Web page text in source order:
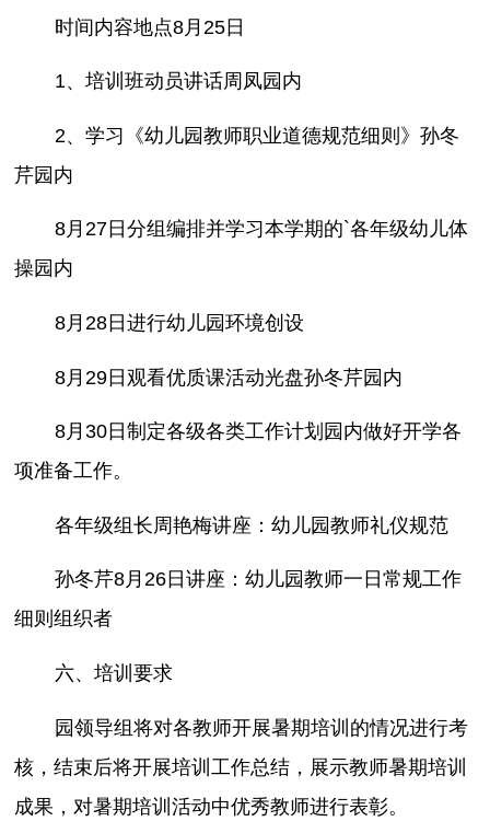
时间内容地点8月25日
1、培训班动员讲话周凤园内
2、学习《幼儿园教师职业道德规范细则》孙冬
芹园内
8月27日分组编排并学习本学期的`各年级幼儿体
操园内
8月28日进行幼儿园环境创设
8月29日观看优质课活动光盘孙冬芹园内
8月30日制定各级各类工作计划园内做好开学各
项准备工作。
各年级组长周艳梅讲座：幼儿园教师礼仪规范
孙冬芹8月26日讲座：幼儿园教师一日常规工作
细则组织者
六、培训要求
园领导组将对各教师开展暑期培训的情况进行考
核，结束后将开展培训工作总结，展示教师暑期培训
成果，对暑期培训活动中优秀教师进行表彰。